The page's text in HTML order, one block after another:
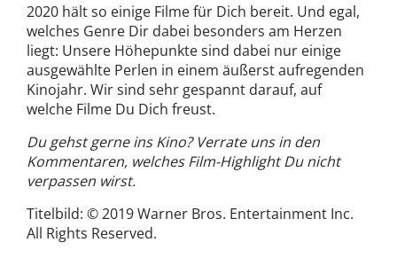
2020 hält so einige Filme für Dich bereit. Und egal,
welches Genre Dir dabei besonders am Herzen
liegt: Unsere Höhepunkte sind dabei nur einige
ausgewählte Perlen in einem äußerst aufregenden
Kinojahr. Wir sind sehr gespannt darauf, auf
welche Filme Du Dich freust.
Du gehst gerne ins Kino? Verrate uns in den
Kommentaren, welches Film-Highlight Du nicht
verpassen wirst.
Titelbild: © 2019 Warner Bros. Entertainment Inc.
All Rights Reserved.